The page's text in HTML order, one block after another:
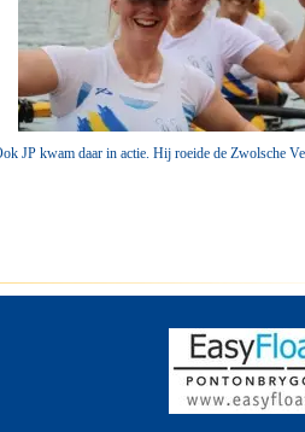
JP kwam daar in actie. Hij roeide de Zwolsche